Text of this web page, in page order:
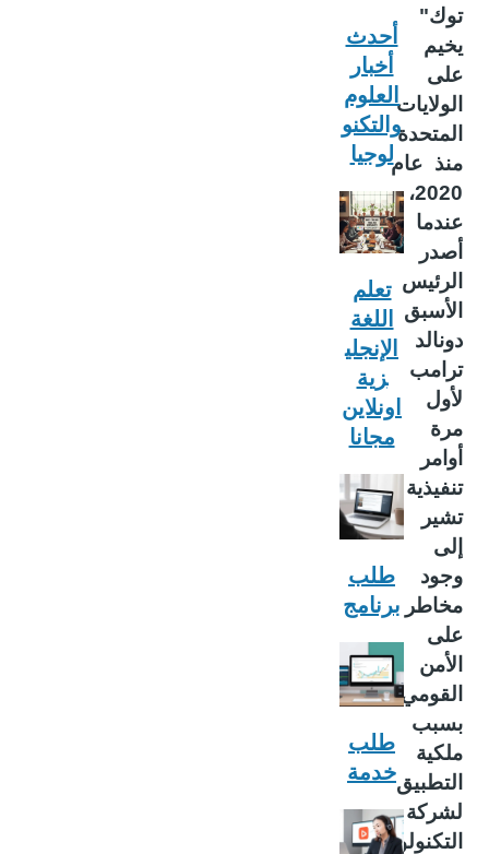
توك"
يخيم
على
الولايات
المتحدة
منذ عام
2020،
عندما
أصدر
الرئيس
الأسبق
دونالد
ترامب
لأول
مرة
أوامر
تنفيذية
تشير
إلى
وجود
مخاطر
على
الأمن
القومي
بسبب
ملكية
التطبيق
لشركة
التكنولو
أحدث
أخبار
العلوم
والتكنو
لوجيا
تعلم
اللغة
الإنجلي
زية
اونلاين
مجانا
طلب
برنامج
طلب
خدمة